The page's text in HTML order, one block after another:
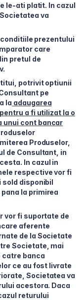
le-ati platit. In cazul
va
prezentului
care
pretul de
potrivit optiunii
pe
la adaugarea
a fi utilizat la o
unui cont bancar
Produselor,
de Consultant, in
In cazul in
respective vor fi
sold disponibil
la primirea
vor fi suportate de
aferente
de la Societate
Societate, mai
banca
ce au fost livrate
Societatea va
acestora. Daca
returului